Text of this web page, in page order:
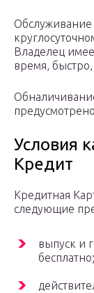
Обслуживание
Владелец
время,
Условия
Кредит
Кредитная
следующие
выпуск и
бесплатно;